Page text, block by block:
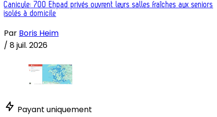
Canicule: 700 Ehpad privés ouvrent leurs salles fraîches aux seniors
isolés à domicile
Par Boris Heim
/ 8 juil. 2026
Payant uniquement